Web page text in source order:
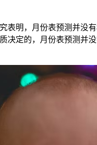
明，月份表预测并没
决定的，月份表预测